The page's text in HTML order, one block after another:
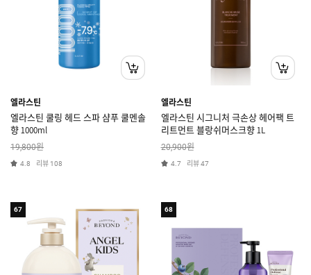
엘라스틴
엘라스틴 쿨링 헤드 스파 샴푸 쿨멘솔
향 1000ml
19,800원
4.8 리뷰 108
엘라스틴
엘라스틴 시그니처 극손상 헤어팩 트
리트먼트 블랑쉬머스크향 1L
20,900원
4.7 리뷰47
67 68